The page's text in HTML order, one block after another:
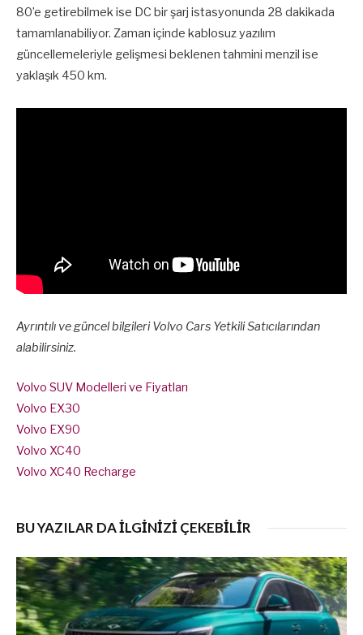
80’e getirebilmek ise DC bir şarj istasyonunda 28 dakikada
tamamlanabiliyor. Zaman içinde kablosuz yazılım
güncellemeleriyle gelişmesi beklenen tahmini menzil ise
yaklaşık 450 km.
Ayrıntılı ve güncel bilgileri Volvo Cars Yetkili Satıcılarından
alabilirsiniz.
Volvo SUV Modelleri ve Fiyatları
Volvo EX30
Volvo EX90
Volvo XC40
Volvo XC40 Recharge
BU YAZILAR DA İLGİNİZİ ÇEKEBİLİR